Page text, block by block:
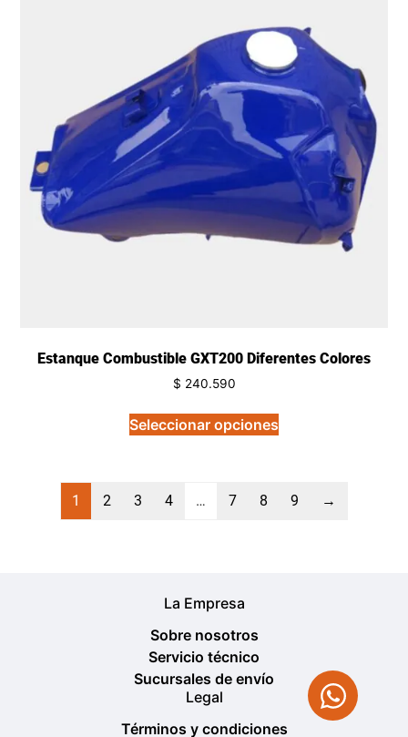
Estanque Combustible GXT200 Diferentes Colores
$ 240.590
Seleccionar opciones
1 2 3 4 … 7 8 9 →
La Empresa
Sobre nosotros
Servicio técnico
Sucursales de envío
Legal
Términos y condiciones